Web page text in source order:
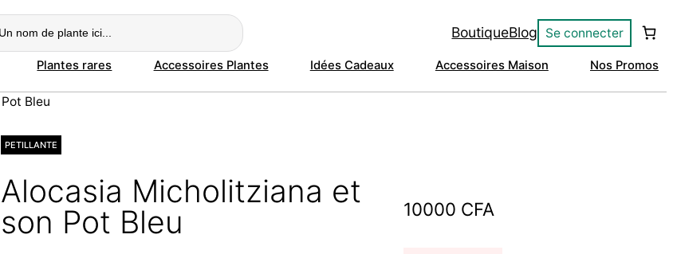
BoutiqueBlog Se connecter
Plantes rares Accessoires Plantes Idées Cadeaux Accessoires Maison Nos Promos
Bleu
PETILLANTE
Alocasia Micholitziana et
son Pot Bleu
10000 CFA